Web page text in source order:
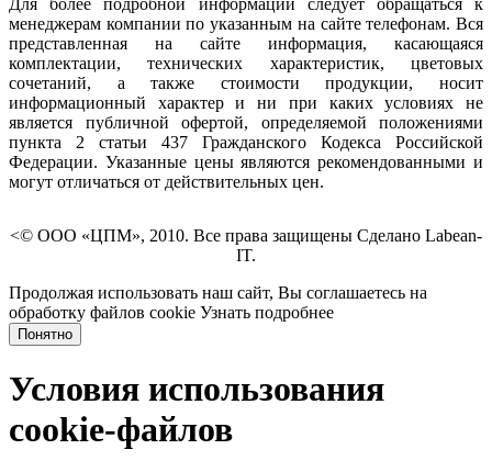
менеджерам компании по указанным на сайте телефонам. Вся
представленная на сайте информация, касающаяся
комплектации, технических характеристик, цветовых
сочетаний, а также стоимости продукции, носит
информационный характер и ни при каких условиях не
является публичной офертой, определяемой положениями
пункта 2 статьи 437 Гражданского Кодекса Российской
Федерации. Указанные цены являются рекомендованными и
могут отличаться от действительных цен.
<© ООО «ЦПМ», 2010. Все права защищены Сделано Labean-
IT.
Продолжая использовать наш сайт, Вы соглашаетесь на
обработку файлов cookie Узнать подробнее
Понятно
Условия использования
cookie-файлов